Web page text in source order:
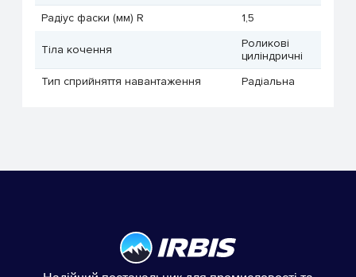
Радіус фаски (мм) R
1,5
Тіла кочення
Роликові
циліндричні
Тип сприйняття навантаження
Радіальна